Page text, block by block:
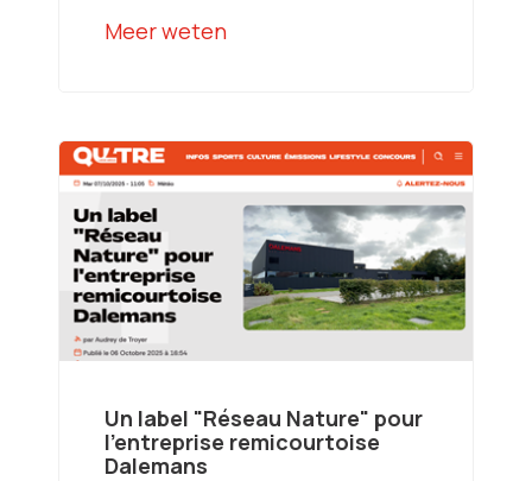
Meer weten
Un label "Réseau Nature" pour
l'entreprise remicourtoise
Dalemans